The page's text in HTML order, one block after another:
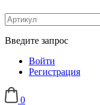
Введите запрос
Войти
Регистрация
0